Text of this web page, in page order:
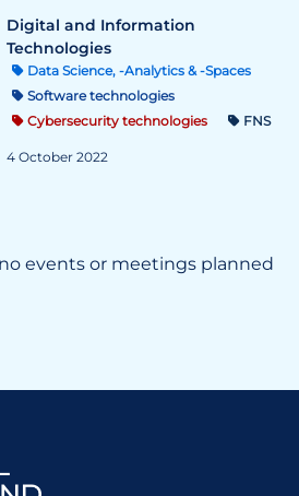
Digital and Information
Technologies
Data Science, -Analytics & -Spaces
Software technologies
Cybersecurity technologies
FNS
4 October 2022
events or meetings planned